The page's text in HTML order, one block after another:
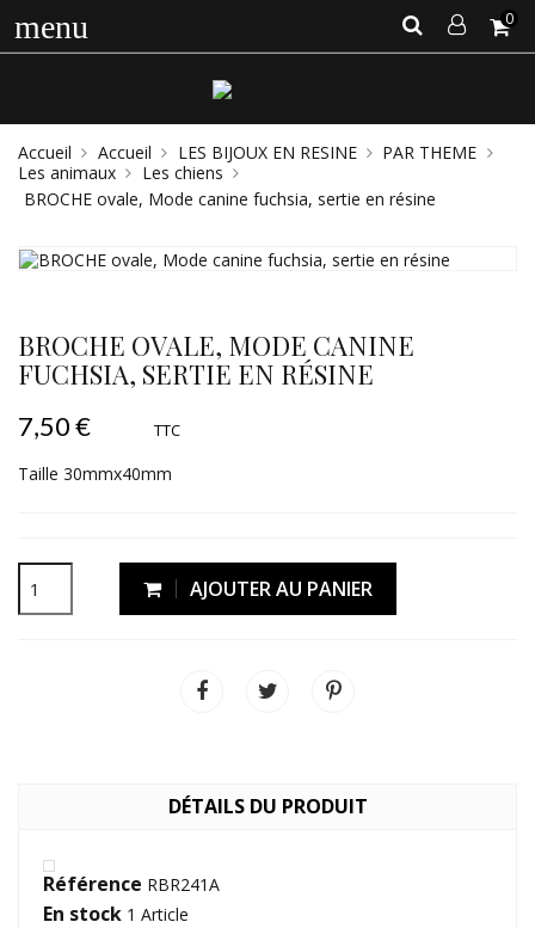
menu 0
Accueil Accueil LES BIJOUX EN RESINE
PAR THEME
Les animaux
Les chiens
BROCHE ovale, Mode canine fuchsia, sertie en résine
BROCHE OVALE, MODE CANINE
FUCHSIA, SERTIE EN RÉSINE
7,50 € TTC
Taille 30mmx40mm
AJOUTER AU PANIER
DÉTAILS DU PRODUIT
Référence RBR241A
En stock 1 Article